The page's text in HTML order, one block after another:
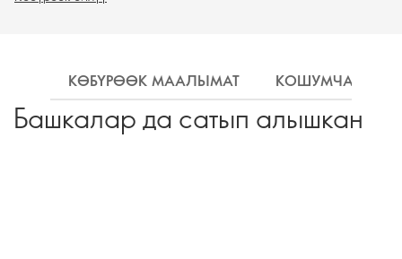
КӨБҮРӨӨК МААЛЫМАТ КОШУМЧА
Башкалар да сатып алышкан